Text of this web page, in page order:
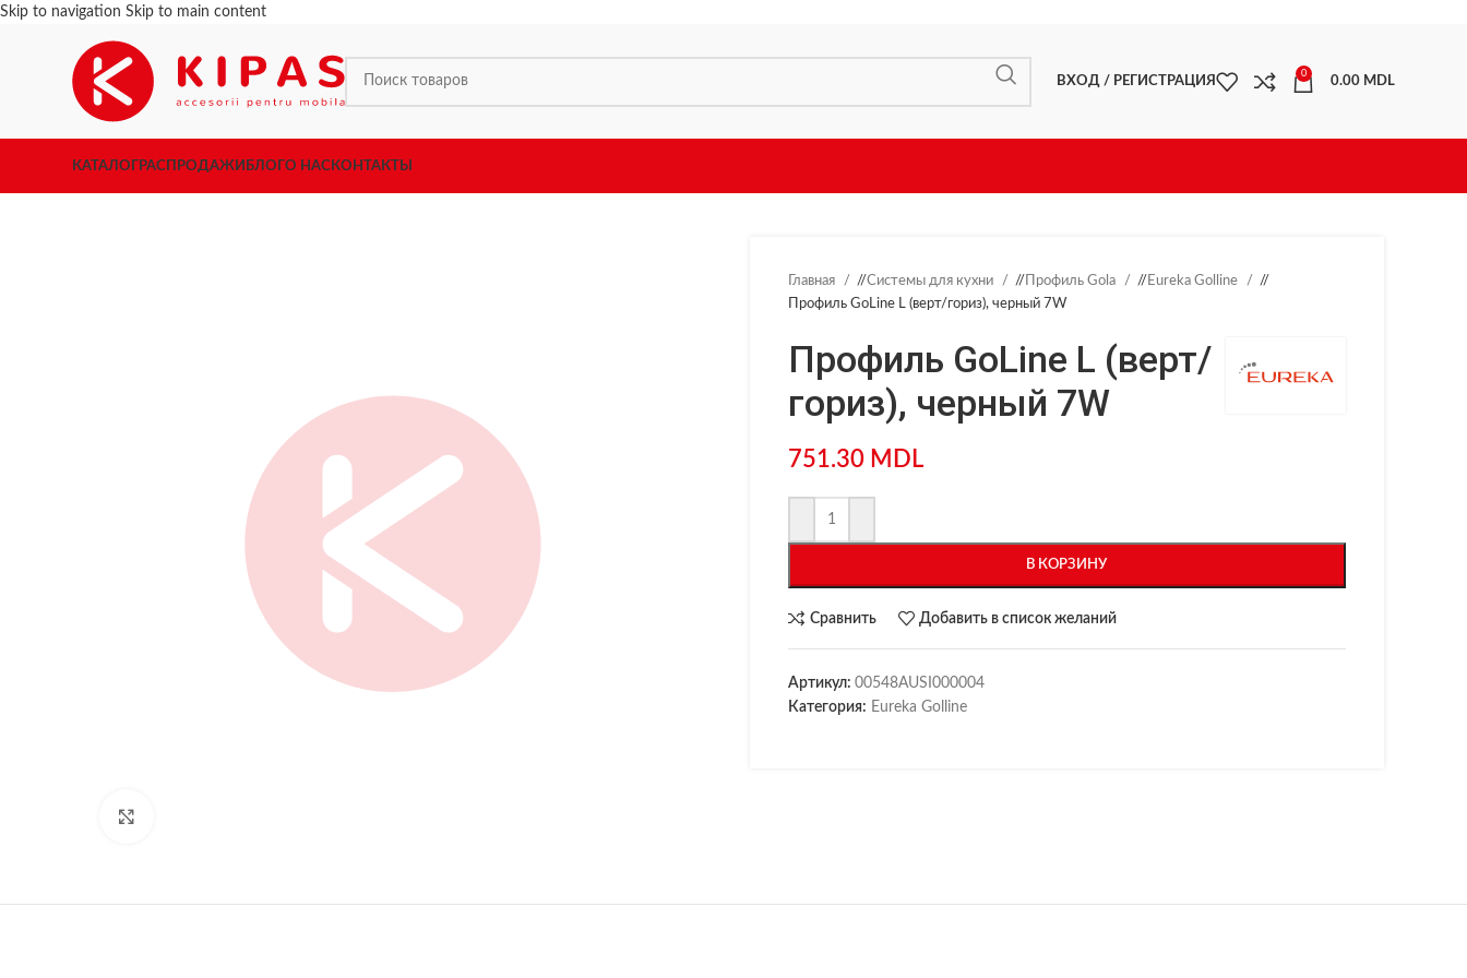
Skip to navigation Skip to main content
ВХОД / РЕГИСТРАЦИЯ
0
0.00 MDL
КАТАЛОГРАСПРОДАЖИ БЛОГО НАСКОНТАКТЫ
Главная / Системы для кухни / Профиль Gola / Eureka Golline
/
Профиль GoLine L (верт/гориз), черный 7W
Профиль GoLine L (верт/
гориз), черный 7W
751.30 MDL
В КОРЗИНУ
Сравнить Добавить в список желаний
Артикул: 00548AUSI000004
Категория: Eureka Golline